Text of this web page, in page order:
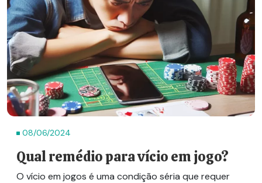
08/06/2024
Qual remédio para vício em jogo?
O vício em jogos é uma condição séria que requer